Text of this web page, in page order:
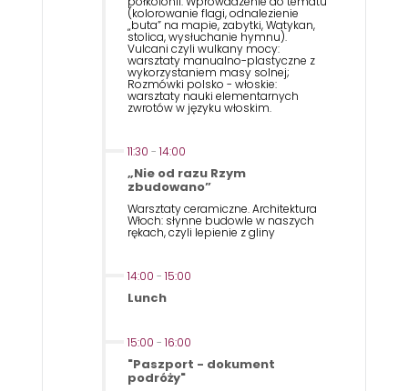
(kolorowanie flagi, odnalezienie
„buta” na mapie, zabytki, Watykan,
stolica, wysłuchanie hymnu).
Vulcani czyli wulkany mocy:
warsztaty manualno-plastyczne z
wykorzystaniem masy solnej;
Rozmówki polsko - włoskie:
warsztaty nauki elementarnych
zwrotów w języku włoskim.
11:30 - 14:00
„Nie od razu Rzym
zbudowano”
Warsztaty ceramiczne. Architektura
Włoch: słynne budowle w naszych
rękach, czyli lepienie z gliny
14:00 - 15:00
Lunch
15:00 - 16:00
"Paszport - dokument
podróży"